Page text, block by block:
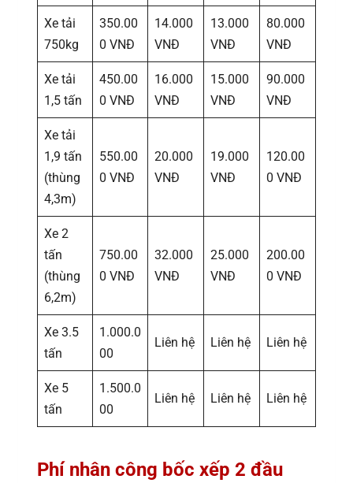
Xe tải
750kg
350.00
0 VNĐ
14.000
VNĐ
13.000
VNĐ
80.000
VNĐ
Xe tải
1,5 tấn
450.00
0 VNĐ
16.000
VNĐ
15.000
VNĐ
90.000
VNĐ
Xe tải
1,9 tấn
(thùng
4,3m)
550.00
0 VNĐ
20.000
VNĐ
19.000
VNĐ
120.00
0 VNĐ
Xe 2
tấn
(thùng
6,2m)
750.00
0 VNĐ
32.000
VNĐ
25.000
VNĐ
200.00
0 VNĐ
Xe 3.5
tấn
1.000.0
00
Liên hệ Liên hệ Liên hệ
Xe 5
tấn
1.500.0
00
Liên hệ Liên hệ Liên hệ
Phí nhân công bốc xếp 2 đầu